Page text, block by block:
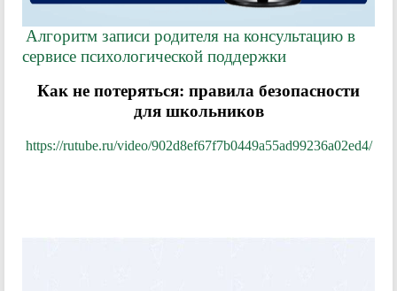
Алгоритм записи родителя на консультацию в
сервисе психологической поддержки
Как не потеряться: правила безопасности
для школьников
https://rutube.ru/video/902d8ef67f7b0449a55ad99236a02ed4/